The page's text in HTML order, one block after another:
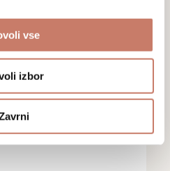
vse
izborin sledite
prireditvam in